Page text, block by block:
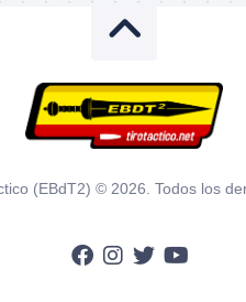
(EBdT2) © 2026. Todos los